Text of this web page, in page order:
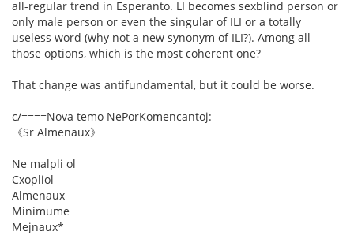
all-regular trend in Esperanto. LI becomes sexblind person or
only male person or even the singular of ILI or a totally
useless word (why not a new synonym of ILI?). Among all
those options, which is the most coherent one?
That change was antifundamental, but it could be worse.
c/====Nova temo NePorKomencantoj:
《Sr Almenaux》
Ne malpli ol
Cxopliol
Almenaux
Minimume
Mejnaux*